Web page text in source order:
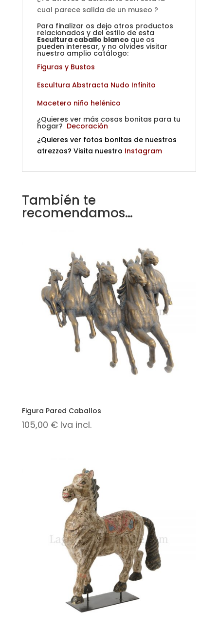
cual parece salida de un museo ?
Para finalizar os dejo otros productos
relacionados y del estilo de esta
Escultura caballo blanco que os
pueden interesar, y no olvides visitar
nuestro amplio catálogo:
Figuras y Bustos
Escultura Abstracta Nudo Infinito
Macetero niño helénico
¿Quieres ver más cosas bonitas para tu
hogar? Decoración
¿Quieres ver fotos bonitas de nuestros
atrezzos? Visita nuestro Instagram
También te
recomendamos…
Figura Pared Caballos
105,00 € Iva incl.